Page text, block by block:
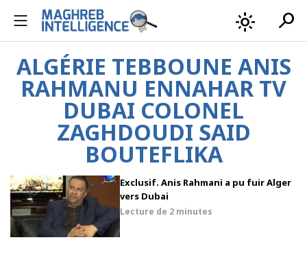
light_mode search
ALGÉRIE TEBBOUNE ANIS
RAHMANU ENNAHAR TV
DUBAI COLONEL
ZAGHDOUDI SAID
BOUTEFLIKA
Exclusif. Anis Rahmani a pu fuir Alger
vers Dubai
Lecture de 2 minutes